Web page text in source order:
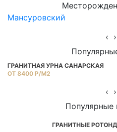
Мансуровский
‹ ›
ГРАНИТНАЯ УРНА САНАРСКАЯ
ОТ 8400 Р/М2
‹ ›
Популярные
ГРАНИТНЫЕ